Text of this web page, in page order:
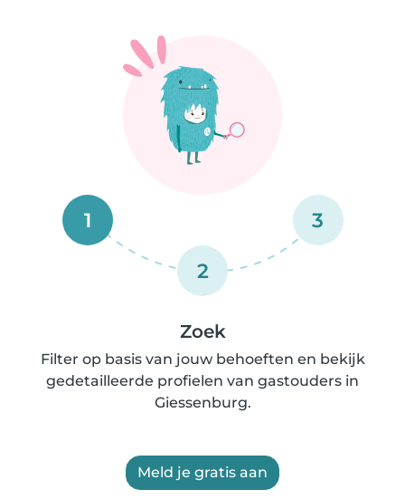
1
2
3
Zoek
Filter op basis van jouw behoeften en bekijk
gedetailleerde profielen van gastouders in
Giessenburg.
Meld je gratis aan